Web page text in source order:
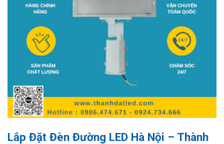
Lắp Đặt Đèn Đường LED Hà Nội – Thành